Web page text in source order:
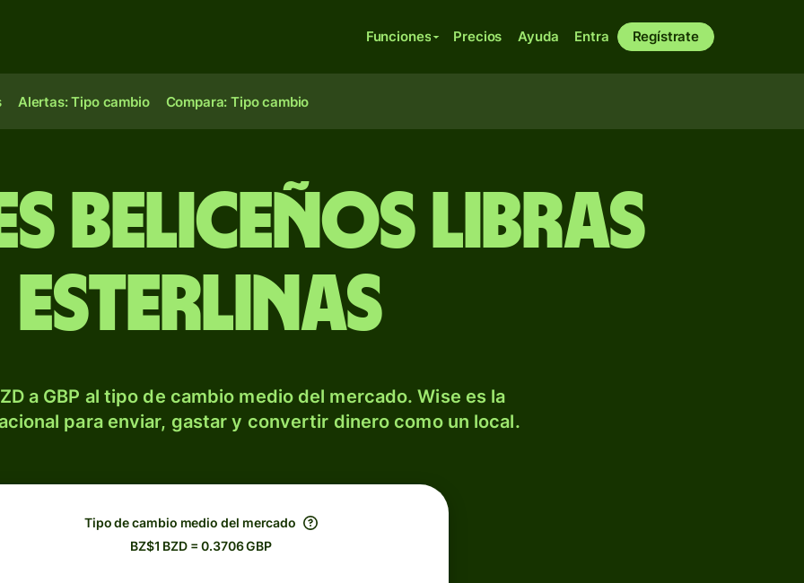
Funciones Precios Ayuda Entra Regístrate
Alertas: Tipo cambio Compara: Tipo cambio
beliceños libras
esterlinas
a GBP al tipo de cambio medio del mercado. Wise es la
para enviar, gastar y convertir dinero como un local.
Tipo de cambio medio del mercado
BZ$1 BZD = 0.3706 GBP